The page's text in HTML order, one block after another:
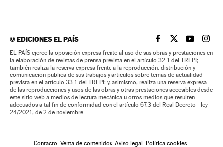
©EDICIONES EL PAÍS EL PAÍS BRASIL EN
EL PAÍSEL PAÍS
EL
EL PAÍS ejerce la oposición expresa frente al uso de sus obras y prestaciones en
la elaboración de revistas de prensa prevista en el artículo 32.1 del TRLPI;
también realiza la reserva expresa frente a la reproducción, distribución y
comunicación pública de sus trabajos y artículos sobre temas de actualidad
prevista en el artículo 33.1 del TRLPI; y, asimismo, realiza una reserva expresa
de las reproducciones y usos de las obras y otras prestaciones accesibles desde
este sitio web a medios de lectura mecánica u otros medios que resulten
adecuados a tal fin de conformidad con el artículo 67.3 del Real Decreto - ley
24/2021, de 2 de noviembre
Contacto Venta de contenidos Aviso legal Política cookies